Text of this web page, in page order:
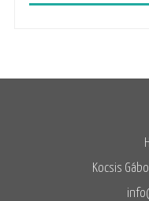
Kocsis